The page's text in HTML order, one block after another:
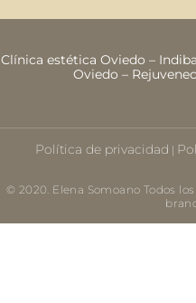
Clínica estética Oviedo –
Oviedo –
Política de privacidad |
© 2020. Elena Somoano Todos